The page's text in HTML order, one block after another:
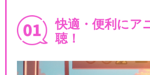
快適・便利にア
聴！